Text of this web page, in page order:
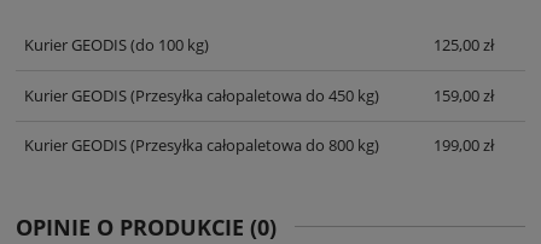
Kurier GEODIS(do 100 kg) 125,00 zł
Kurier GEODIS(Przesyłka całopaletowa do 450 kg) 159,00 zł
Kurier GEODIS(Przesyłka całopaletowa do 800 kg) 199,00 zł
OPINIE O PRODUKCIE (0)